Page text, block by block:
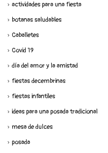
actividades para una fiesta
botanas saludables
Caballetes
Covid 19
día del amor y la amistad
fiestas decembrinas
fiestas infantiles
ideas para una posada tradicional
mesa de dulces
posada